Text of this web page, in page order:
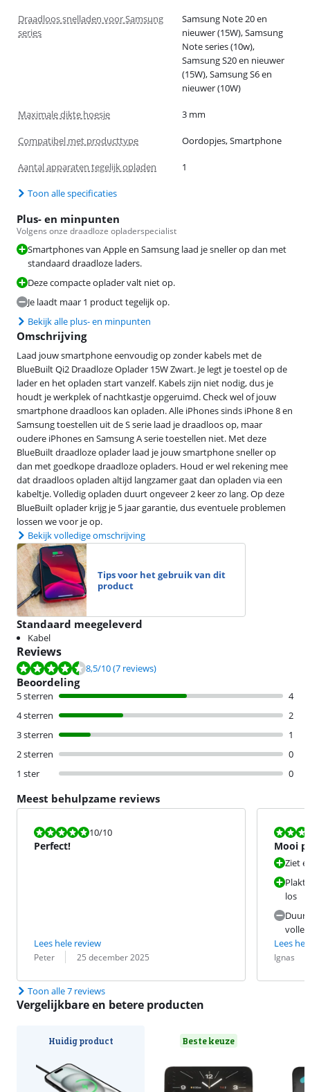
Draadloos snelladen voor Samsung
series
Samsung Note 20 en
nieuwer (15W), Samsung
Note series (10w),
Samsung S20 en nieuwer
(15W), Samsung S6 en
nieuwer (10W)
Maximale dikte hoesje 3 mm
Compatibel met producttype Oordopjes, Smartphone
Aantal apparaten tegelijk opladen 1
Toon alle specificaties
Plus- en minpunten
Volgens onze draadloze opladerspecialist
Smartphones van Apple en Samsung laad je sneller op dan met
standaard draadloze laders.
Deze compacte oplader valt niet op.
Je laadt maar 1 product tegelijk op.
Bekijk alle plus- en minpunten
Omschrijving
Laad jouw smartphone eenvoudig op zonder kabels met de
BlueBuilt Qi2 Draadloze Oplader 15W Zwart. Je legt je toestel op de
lader en het opladen start vanzelf. Kabels zijn niet nodig, dus je
houdt je werkplek of nachtkastje opgeruimd. Check wel of jouw
smartphone draadloos kan opladen. Alle iPhones sinds iPhone 8 en
Samsung toestellen uit de S serie laad je draadloos op, maar
oudere iPhones en Samsung A serie toestellen niet. Met deze
BlueBuilt draadloze oplader laad je jouw smartphone sneller op
dan met goedkope draadloze opladers. Houd er wel rekening mee
dat draadloos opladen altijd langzamer gaat dan opladen via een
kabeltje. Volledig opladen duurt ongeveer 2 keer zo lang. Op deze
BlueBuilt oplader krijg je 5 jaar garantie, dus eventuele problemen
lossen we voor je op.
Bekijk volledige omschrijving
Tips voor het gebruik van dit
product
Standaard meegeleverd
Kabel
Reviews
Beoordeling is 8,5 van de 10, gebaseerd op 7 reviews.
8,5/10(7 reviews)
Beoordeling
5 sterren
4
4 sterren
2
3 sterren
1
2 sterren
0
1 ster
0
Meest behulpzame reviews
Beoordeling is 10 van de 10.
10/10
Perfect!
Lees hele review
Beoordeling door:
Peter
Datum: 25 december 2025
Mooi
laden.
Ziet
Plakt
los
Duurt
Lees
Ignas
Datum:
Toon alle 7 reviews
Vergelijkbare en betere producten
Huidig product Beste keuze